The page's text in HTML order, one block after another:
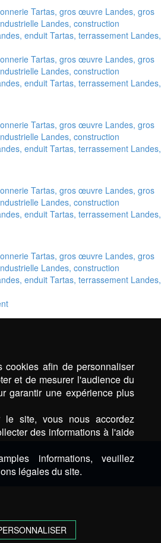
cookies afin de personnaliser
et de mesurer l'audience du
garantir une expérience plus
le site, vous nous accordez
des informations à l'aide
informations, veuillez
légales du site.